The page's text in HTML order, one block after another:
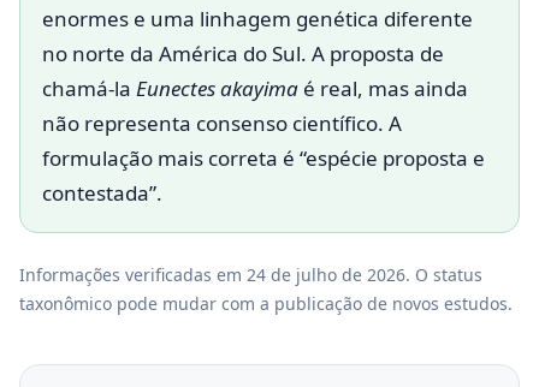
enormes e uma linhagem genética diferente
no norte da América do Sul. A proposta de
chamá-la Eunectes akayima é real, mas ainda
não representa consenso científico. A
formulação mais correta é “espécie proposta e
contestada”.
Informações verificadas em 24 de julho de 2026. O status
taxonômico pode mudar com a publicação de novos estudos.